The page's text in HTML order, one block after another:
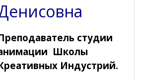
студии
Школы
Индустрий.